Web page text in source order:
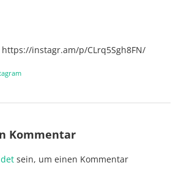
instagr.am/p/CLrq5Sgh8FN/
Kommentar
sein, um einen Kommentar